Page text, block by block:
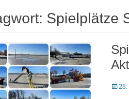
Spielplätze
28.